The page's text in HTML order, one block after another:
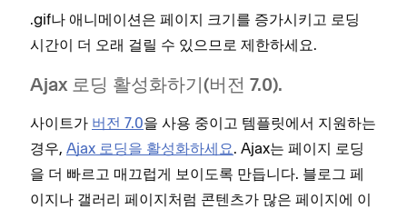
.gif나 애니메이션은 페이지 크기를 증가시키고 로딩
시간이 더 오래 걸릴 수 있으므로 제한하세요.
Ajax 로딩 활성화하기(버전 7.0).
사이트가 버전 7.0을 사용 중이고 템플릿에서 지원하는
경우, Ajax 로딩을 활성화하세요. Ajax는 페이지 로딩
을 더 빠르고 매끄럽게 보이도록 만듭니다. 블로그 페
이지나 갤러리 페이지처럼 콘텐츠가 많은 페이지에 이